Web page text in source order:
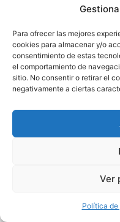
Para ofrecer las mejores
cookies para almacenar y/o
consentimiento de estas
el comportamiento de
sitio. No consentir o retirar el
negativamente a ciertas
Ver
Política
Copyright ©